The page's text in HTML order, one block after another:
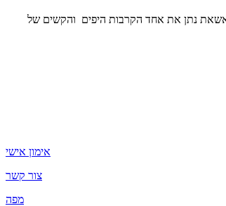
בקרב הגמר נאשאת נתן את אחד הקרבות היפים והקשים של
אימון אישי
צור קשר
מפה